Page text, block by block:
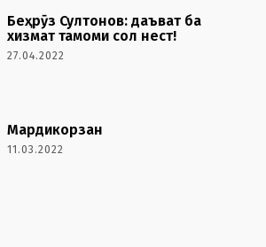
Беҳрӯз Султонов: даъват ба
хизмат тамоми сол нест!
27.04.2022
Мардикорзан
11.03.2022